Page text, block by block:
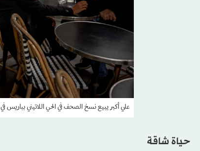
علي أكبر يبيع نسخ الصحف في الحي اللاتيني بباريس في 16 سبتمبر 2025 (أ.ف.ب)
حياة شاقة